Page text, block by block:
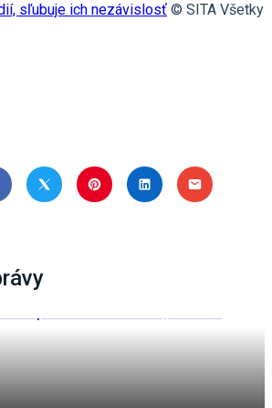
sľubuje ich nezávislosť © SITA Všetky